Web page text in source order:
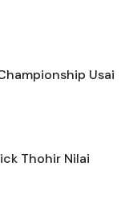
Usai
Thohir Nilai